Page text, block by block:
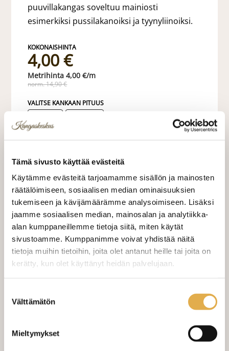
Tämä sivusto käyttää evästeitä
Käytämme evästeitä tarjoamamme sisällön ja mainosten
räätälöimiseen, sosiaalisen median ominaisuuksien
tukemiseen ja kävijämäärämme analysoimiseen. Lisäksi
jaamme sosiaalisen median, mainosalan ja analytiikka-
alan kumppaneillemme tietoja siitä, miten käytät
sivustoamme. Kumppanimme voivat yhdistää näitä
tietoja muihin tietoihin, joita olet antanut heille tai joita on
kerätty, kun olet käyttänyt heidän palvelujaan.
valinta
Välttämätön
Mieltymykset
puuvillakangas soveltuu mainiosti
esimerkiksi pussilakanoiksi ja tyynyliinoiksi.
4,00 €
4,00 €/m
norm. 14,90 €
VALITSE KANKAAN PITUUS
Valitse mukaan ompelupalvelu
(sis. työn ja tarvikkeet)
VERHOJEN MÄÄRÄ:
Suoraverho leveys 150 cm + 22,00 €
Purjerengasverho leveys max 150 + 42,00 €
+ 4,00 €
Verho monsuuninauhalla leveys
+ 27,00 €